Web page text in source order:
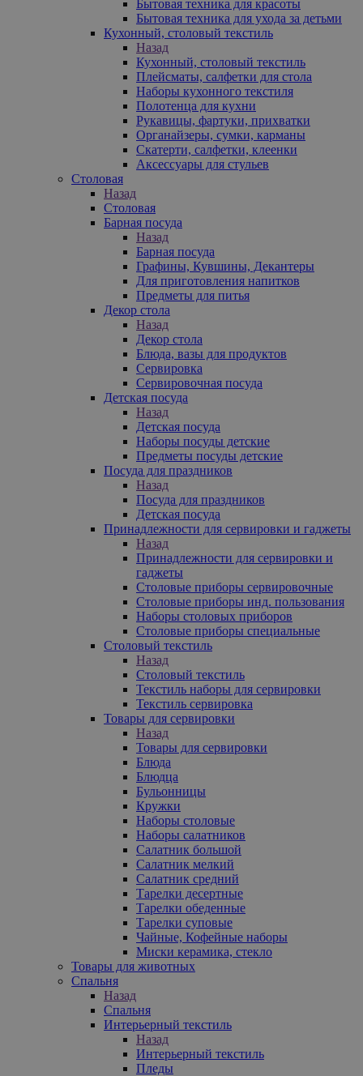
Бытовая техника для красоты
Бытовая техника для ухода за детьми
Кухонный, столовый текстиль
Назад
Кухонный, столовый текстиль
Плейсматы, салфетки для стола
Наборы кухонного текстиля
Полотенца для кухни
Рукавицы, фартуки, прихватки
Органайзеры, сумки, карманы
Скатерти, салфетки, клеенки
Аксессуары для стульев
Столовая
Назад
Столовая
Барная посуда
Назад
Барная посуда
Графины, Кувшины, Декантеры
Для приготовления напитков
Предметы для питья
Декор стола
Назад
Декор стола
Блюда, вазы для продуктов
Сервировка
Сервировочная посуда
Детская посуда
Назад
Детская посуда
Наборы посуды детские
Предметы посуды детские
Посуда для праздников
Назад
Посуда для праздников
Детская посуда
Принадлежности для сервировки и гаджеты
Назад
Принадлежности для сервировки и
гаджеты
Столовые приборы сервировочные
Столовые приборы инд. пользования
Наборы столовых приборов
Столовые приборы специальные
Столовый текстиль
Назад
Столовый текстиль
Текстиль наборы для сервировки
Текстиль сервировка
Товары для сервировки
Назад
Товары для сервировки
Блюда
Блюдца
Бульонницы
Кружки
Наборы столовые
Наборы салатников
Салатник большой
Салатник мелкий
Салатник средний
Тарелки десертные
Тарелки обеденные
Тарелки суповые
Чайные, Кофейные наборы
Миски керамика, стекло
Товары для животных
Спальня
Назад
Спальня
Интерьерный текстиль
Назад
Интерьерный текстиль
Пледы